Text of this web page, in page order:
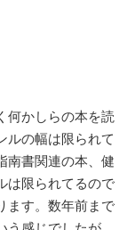
何かしらの本を読
ルの幅は限られて
南書関連の本、健
は限られてるので
ます。数年前まで